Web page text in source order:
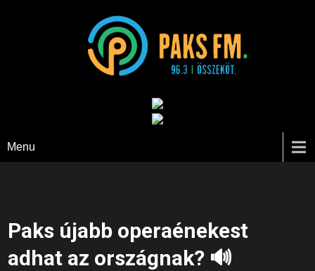
Menu
Paks újabb operaénekest
adhat az országnak? 🔊